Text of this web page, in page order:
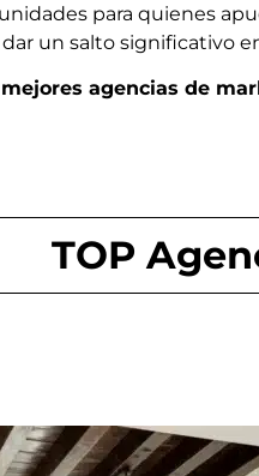
para quienes
un salto significativo
mejores agencias de
TOP